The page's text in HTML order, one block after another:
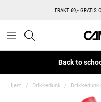
FRAKT 69,- GRATIS
Back to
Hjem Drikkedunk Drikkedunk